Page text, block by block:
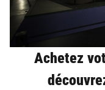
Achetez